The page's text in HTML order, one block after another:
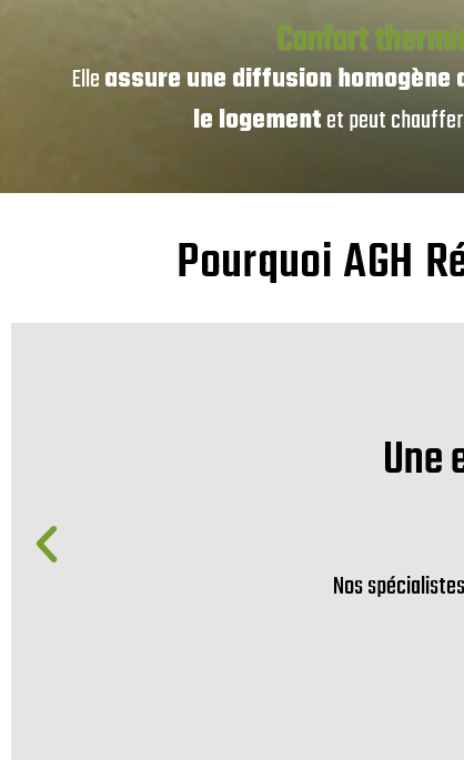
Confort
Elleassure une diffusion homogène
le logementet peut
Pourquoi AGH
Nos